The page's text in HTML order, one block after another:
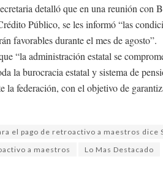
detalló que en una reunión con
Público, se les informó “las
favorables durante el mes de agosto”.
“la administración estatal se
la burocracia estatal y sistema de
la federación, con el objetivo de
el pago de retroactivo a maestros dice
a maestros
Lo Mas Destacado